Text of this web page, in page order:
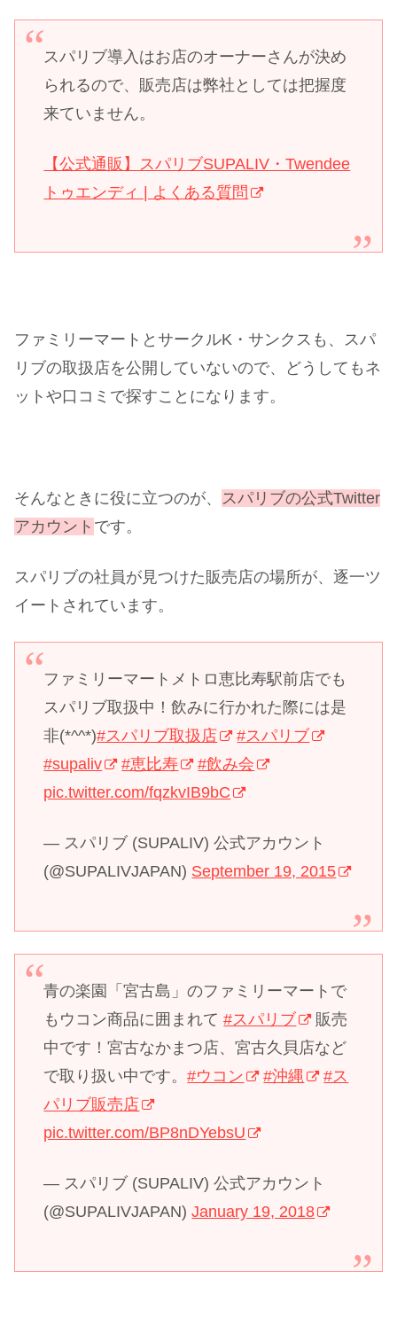
スパリブ導入はお店のオーナーさんが決め
られるので、販売店は弊社としては把握度
来ていません。
【公式通販】スパリブSUPALIV・Twendee
トゥエンディ | よくある質問
ファミリーマートとサークルK・サンクスも、スパ
リブの取扱店を公開していないので、どうしてもネ
ットや口コミで探すことになります。
そんなときに役に立つのが、
スパリブの公式Twitter
アカウント です。
スパリブの社員が見つけた販売店の場所が、逐一ツ
イートされています。
ファミリーマートメトロ恵比寿駅前店でも
スパリブ取扱中！飲みに行かれた際には是
非(*^^*)#スパリブ取扱店
#スパリブ
#supaliv
#恵比寿
#飲み会
pic.twitter.com/fqzkvIB9bC
— スパリブ (SUPALIV) 公式アカウント
(@SUPALIVJAPAN) September 19, 2015
青の楽園「宮古島」のファミリーマートで
もウコン商品に囲まれて#スパリブ
販売
中です！宮古なかまつ店、宮古久貝店など
で取り扱い中です。#ウコン #沖縄
#ス
パリブ販売店
pic.twitter.com/BP8nDYebsU
— スパリブ (SUPALIV) 公式アカウント
(@SUPALIVJAPAN)January 19, 2018